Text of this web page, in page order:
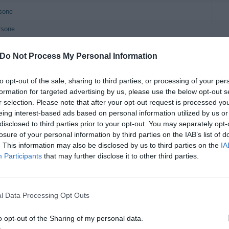
Do Not Process My Personal Information
opt-out of the sale, sharing to third parties, or processing of your
for targeted advertising by us, please use the below opt-out
selection. Please note that after your opt-out request is processed
interest-based ads based on personal information utilized by us
to third parties prior to your opt-out. You may separately
of your personal information by third parties on the IAB’s list of
This information may also be disclosed by us to third parties on the
Participants that may further disclose it to other third parties.
Data Processing Opt Outs
opt-out of the Sharing of my personal data.
camere arredate con eleganza e dotate di telefono con linea diretta,
con vasca o doccia e asciugacapelli.
Doppia, Matrimoniale, Tripla, Quadrupla, Doppia uso Singola, Bilocale
nel prezzo
nelle aree comuni Ascensore
Check In e Check Out Rapidi
Reception - 24 ore su 24
Solarium
meeting da 10 a 250 posti, dotate di moderno materiale audiovisivo e